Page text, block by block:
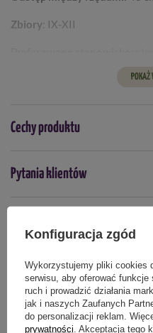
Zbiory: IX-XII
jednoroczne
Odmiana F1:tak
POKAŻ
Cechy produktu
Symbol
4000159083516
Nasiona na taśmie
marzec kwiecień maj lipiec
Podmiot odpowiedzialny za ten
Pytania klientów
Produkty powiązane
Konfiguracja zgód
Wykorzystujemy pliki cookies
serwisu, aby oferować funkcje
ruch i prowadzić działania
jak i naszych Zaufanych
do personalizacji reklam.
prywatności . Akceptacja tego